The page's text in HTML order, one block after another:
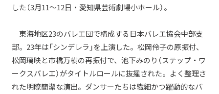
した（3月11～12日・愛知県芸術劇場小ホール）。
東海地区23のバレエ団で構成する日本バレエ協会中部支
部。23年は「シンデレラ」を上演した。松岡伶子の原振付、
松岡璃映と市橋万樹の再振付で、池下みのり（ステップ・ワ
ークスバレエ）がタイトルロールに抜擢された。よく整理さ
れた明瞭簡潔な演出。ダンサーたちは繊細かつ躍動的なパ